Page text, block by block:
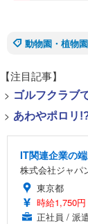
動物園・植物
【注目記事】
> ゴルフクラブ
> あわやポロリ
IT関連企業の
株式会社ジャパ
東京都
時給1,750円
正社員 / 派